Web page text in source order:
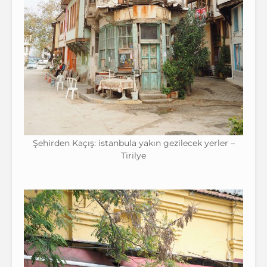
Şehirden Kaçış: istanbula yakın gezilecek yerler –
Tirilye